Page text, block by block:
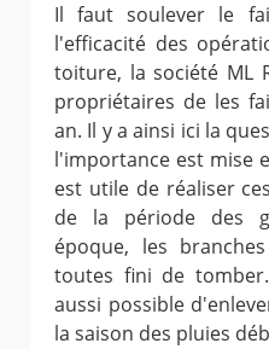
Il faut soulever le
l'efficacité des
toiture, la société ML
propriétaires de les
an. Il y a ainsi ici la
l'importance est mise
est utile de réaliser
de la période des
époque, les
toutes fini de
aussi possible
la saison des pluies